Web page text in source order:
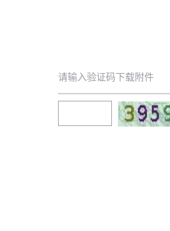
请输入验证码下载附件